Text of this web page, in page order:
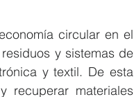
circular en el
y sistemas de
y textil. De esta
recuperar materiales